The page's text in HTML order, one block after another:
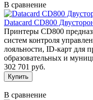
В сравнение
Datacard CD800
Принтеры CD800
систем контроля
лояльности, ID-карт для
образовательных и
302 701 руб.
В сравнение